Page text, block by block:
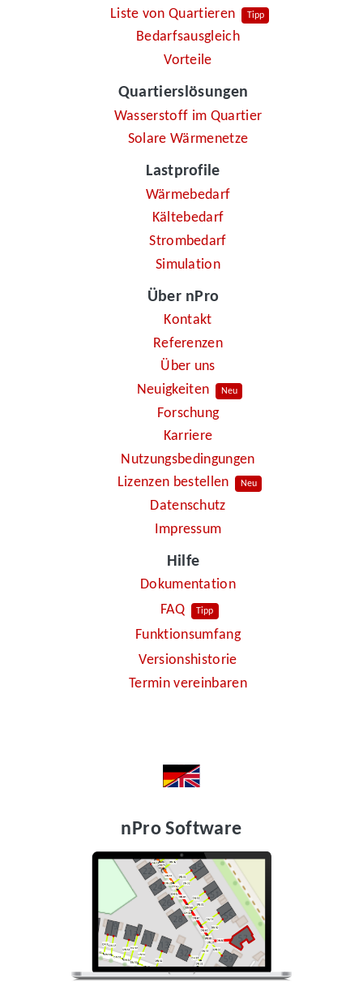
Liste von Quartieren Tipp
Bedarfsausgleich
Vorteile
Quartierslösungen
Wasserstoff im Quartier
Solare Wärmenetze
Lastprofile
Wärmebedarf
Kältebedarf
Strombedarf
Simulation
Über nPro
Kontakt
Referenzen
Über uns
Neuigkeiten
Neu
Forschung
Karriere
Nutzungsbedingungen
Lizenzen bestellen
Neu
Datenschutz
Impressum
Hilfe
Dokumentation
FAQ
Tipp
Funktionsumfang
Versionshistorie
Termin vereinbaren
nPro Software